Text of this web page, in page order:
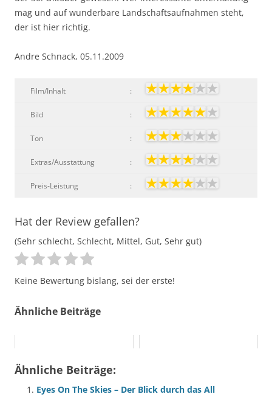
mag und auf wunderbare Landschaftsaufnahmen steht,
der ist hier richtig.
Andre Schnack, 05.11.2009
Film/Inhalt :
Bild :
Ton :
Extras/Ausstattung :
Preis-Leistung :
Hat der Review gefallen?
(Sehr schlecht, Schlecht, Mittel, Gut, Sehr gut)
Keine Bewertung bislang, sei der erste!
Ähnliche Beiträge
Ähnliche Beiträge:
Eyes On The Skies – Der Blick durch das All